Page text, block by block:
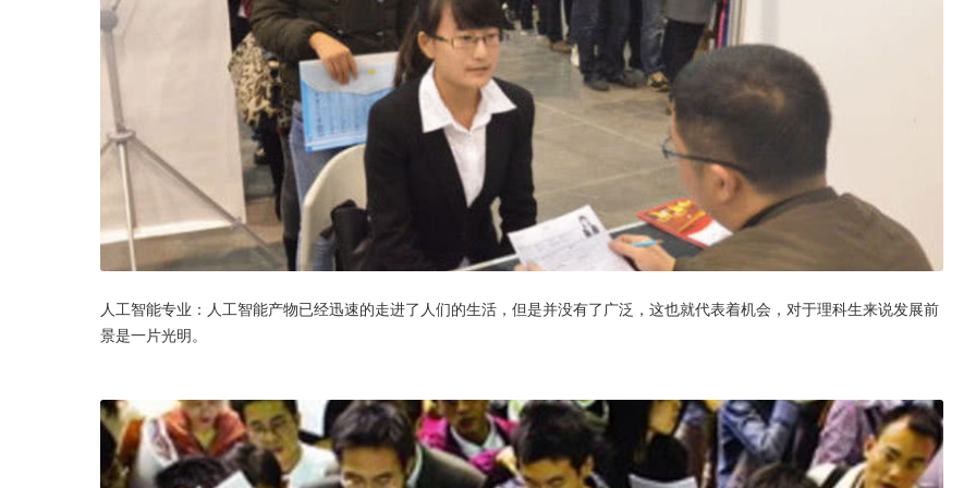
人工智能专业：人工智能产物已经迅速的走进了人们的生活，但是并没有了广泛，这也就代表着机会，对于理科生来说发展前
景是一片光明。